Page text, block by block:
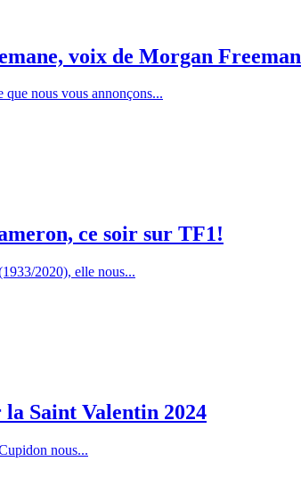
voix de Morgan Freeman
que nous vous annonçons...
ce soir sur TF1!
2020), elle nous...
Saint Valentin 2024
nous...